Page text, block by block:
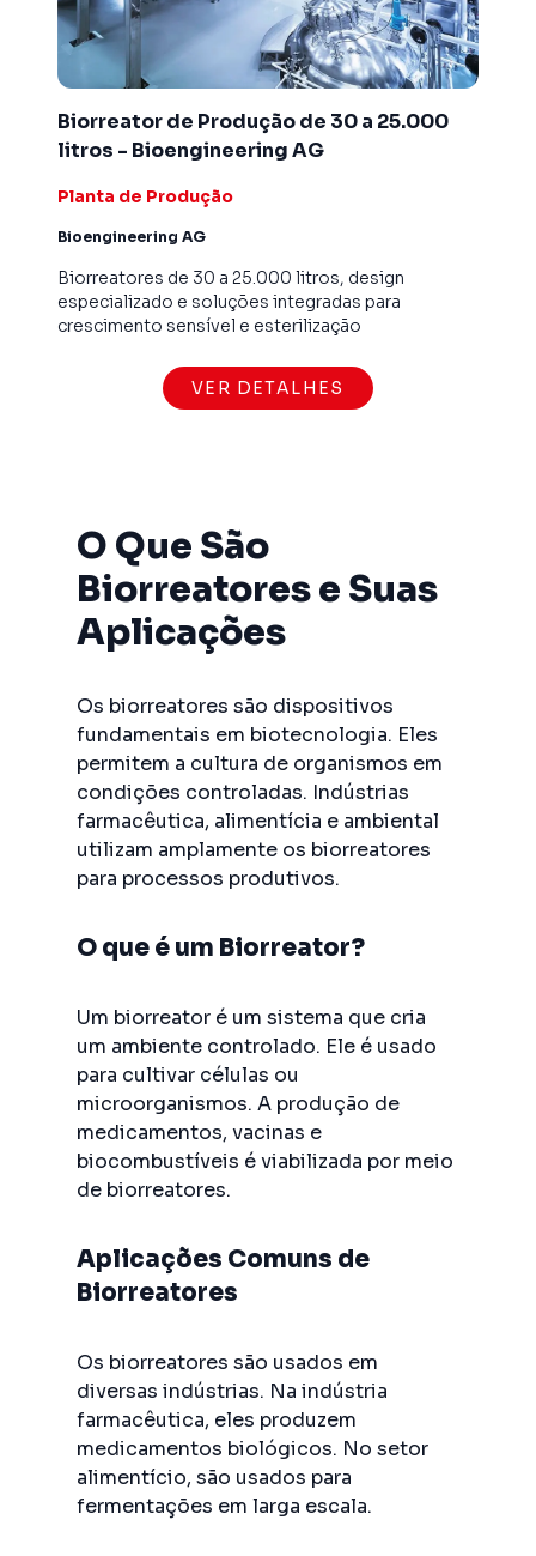
Biorreator de Produção de 30 a 25.000
litros - Bioengineering AG
Planta de Produção
Bioengineering AG
Biorreatores de 30 a 25.000 litros, design
especializado e soluções integradas para
crescimento sensível e esterilização
VER DETALHES
O Que São
Biorreatores e Suas
Aplicações
Os biorreatores são dispositivos
fundamentais em biotecnologia. Eles
permitem a cultura de organismos em
condições controladas. Indústrias
farmacêutica, alimentícia e ambiental
utilizam amplamente os biorreatores
para processos produtivos.
O que é um Biorreator?
Um biorreator é um sistema que cria
um ambiente controlado. Ele é usado
para cultivar células ou
microorganismos. A produção de
medicamentos, vacinas e
biocombustíveis é viabilizada por meio
de biorreatores.
Aplicações Comuns de
Biorreatores
Os biorreatores são usados em
diversas indústrias. Na indústria
farmacêutica, eles produzem
medicamentos biológicos. No setor
alimentício, são usados para
fermentações em larga escala.